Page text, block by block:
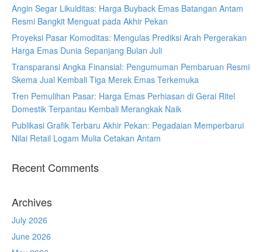
Angin Segar Likuiditas: Harga Buyback Emas Batangan Antam
Resmi Bangkit Menguat pada Akhir Pekan
Proyeksi Pasar Komoditas: Mengulas Prediksi Arah Pergerakan
Harga Emas Dunia Sepanjang Bulan Juli
Transparansi Angka Finansial: Pengumuman Pembaruan Resmi
Skema Jual Kembali Tiga Merek Emas Terkemuka
Tren Pemulihan Pasar: Harga Emas Perhiasan di Gerai Ritel
Domestik Terpantau Kembali Merangkak Naik
Publikasi Grafik Terbaru Akhir Pekan: Pegadaian Memperbarui
Nilai Retail Logam Mulia Cetakan Antam
Recent Comments
Archives
July 2026
June 2026